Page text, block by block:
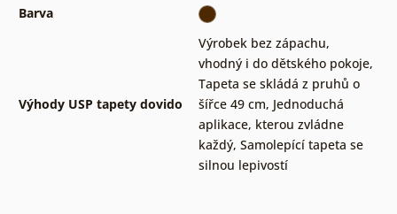
Barva
Výhody USP tapety dovido
Výrobek bez zápachu,
vhodný i do dětského pokoje,
Tapeta se skládá z pruhů o
šířce 49 cm, Jednoduchá
aplikace, kterou zvládne
každý, Samolepící tapeta se
silnou lepivostí